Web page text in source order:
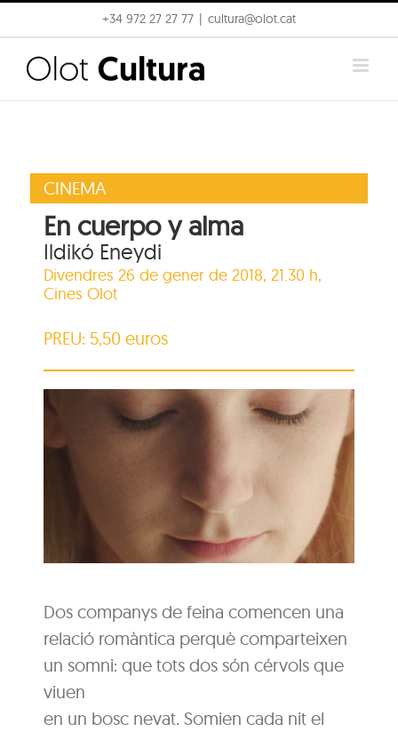
to
content
+34 972 27 27 77 cultura@olot.cat
CINEMA
En cuerpo y alma
Ildikó Eneydi
Divendres 26 de gener de 2018, 21.30 h,
Cines Olot
PREU: 5,50 euros
Dos companys de feina comencen una
relació romàntica perquè comparteixen
un somni: que tots dos són cérvols que
viuen
en un bosc nevat. Somien cada nit el